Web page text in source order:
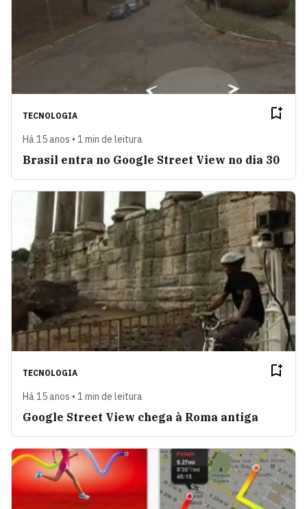
TECNOLOGIA
Há 15 anos • 1 min de leitura
Brasil entra no Google Street View no dia 30
TECNOLOGIA
Há 15 anos • 1 min de leitura
Google Street View chega à Roma antiga